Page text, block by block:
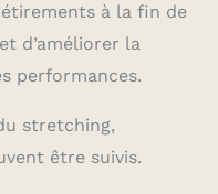
à la fin de
d’améliorer la
performances.
stretching,
être suivis.